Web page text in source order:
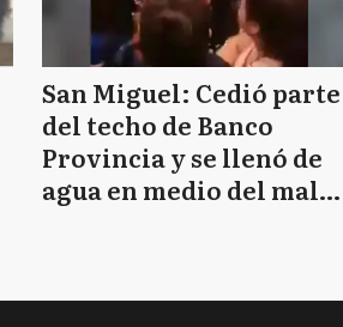
San Miguel: Cedió parte
del techo de Banco
Provincia y se llenó de
agua en medio del mal